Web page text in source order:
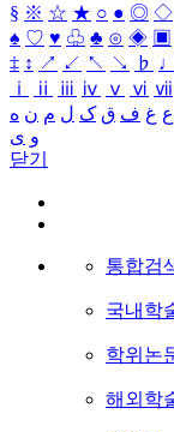
§ ※ ☆ ★ ○ ● ◎ ◇
♠ ♡ ♥ ♧ ♣ ⊙ ◈ ▣
‡ ↕ ↗ ↙ ↖ ↘ ♭ ♩
ⅰ
ⅱ ⅲ ⅳ ⅴ ⅵ ⅶ
ع غ ف ق ک ل م ن ه
و ی
닫기
통합검
국내학
학위논
해외학